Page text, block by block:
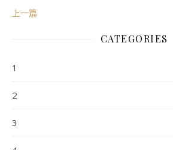
上一篇
CATEGORIES
1
2
3